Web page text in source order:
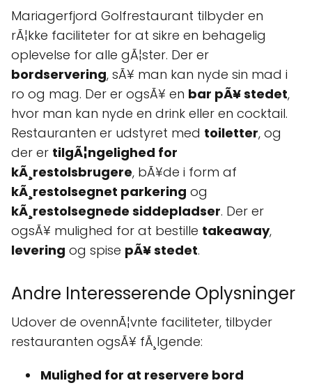
Mariagerfjord Golfrestaurant tilbyder en
rÃ¦kke faciliteter for at sikre en behagelig
oplevelse for alle gÃ¦ster. Der er
bordservering, sÃ¥ man kan nyde sin mad i
ro og mag. Der er ogsÃ¥ en bar pÃ¥ stedet,
hvor man kan nyde en drink eller en cocktail.
Restauranten er udstyret med toiletter, og
der er tilgÃ¦ngelighed for
kÃ¸restolsbrugere, bÃ¥de i form af
kÃ¸restolsegnet parkering og
kÃ¸restolsegnede siddepladser. Der er
ogsÃ¥ mulighed for at bestille takeaway,
levering og spise pÃ¥ stedet.
Andre Interesserende Oplysninger
Udover de ovennÃ¦vnte faciliteter, tilbyder
restauranten ogsÃ¥ fÃ¸lgende:
Mulighed for at reservere bord